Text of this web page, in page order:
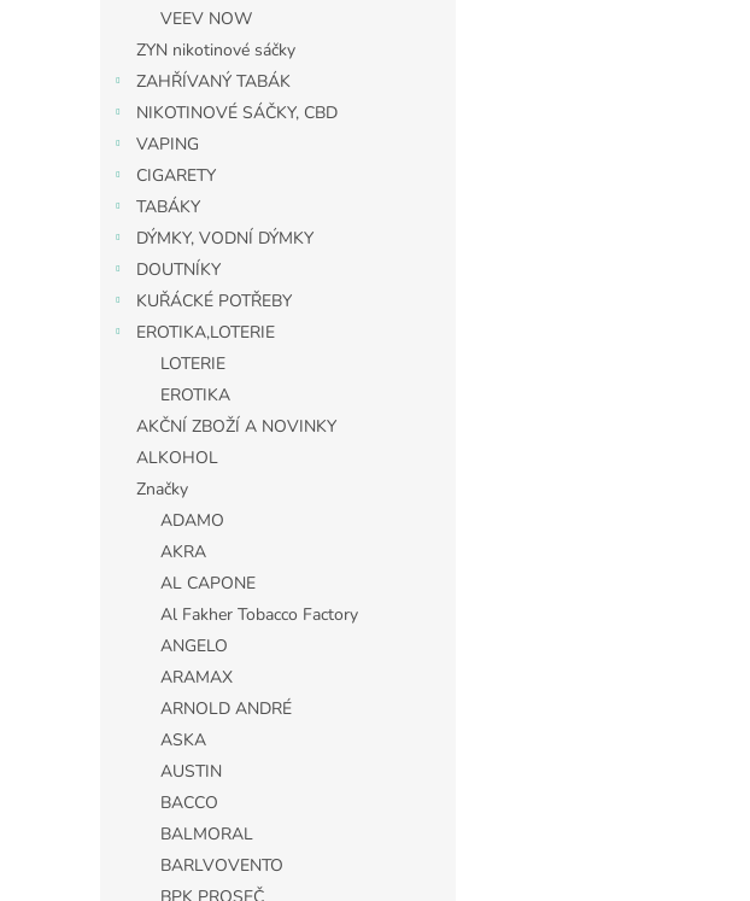
VEEV NOW
ZYN nikotinové sáčky
ZAHŘÍVANÝ TABÁK
NIKOTINOVÉ SÁČKY, CBD
VAPING
CIGARETY
TABÁKY
DÝMKY, VODNÍ DÝMKY
DOUTNÍKY
KUŘÁCKÉ POTŘEBY
EROTIKA,LOTERIE
LOTERIE
EROTIKA
AKČNÍ ZBOŽÍ A NOVINKY
ALKOHOL
Značky
ADAMO
AKRA
AL CAPONE
Al Fakher Tobacco Factory
ANGELO
ARAMAX
ARNOLD ANDRÉ
ASKA
AUSTIN
BACCO
BALMORAL
BARLVOVENTO
BPK PROSEČ